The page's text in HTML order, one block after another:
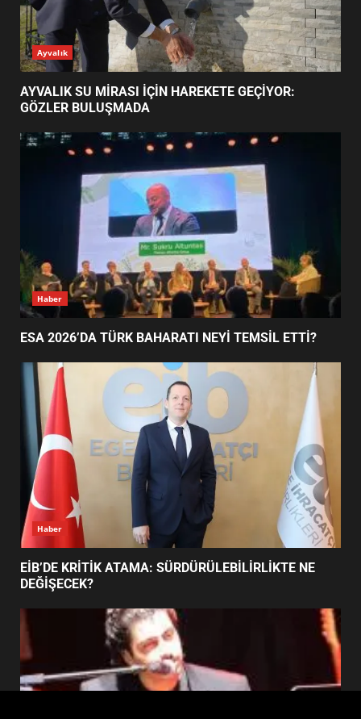
1
AYVALIK SU MİRASI İÇİN
HAREKETE GEÇİYOR: GÖZLER
BULUŞMADA
ESA 2026’DA TÜRK BAHARATI
NEYİ TEMSİL ETTİ?
3
EİB’DE KRİTİK ATAMA:
SÜRDÜRÜLEBİLİRLİKTE NE
DEĞİŞECEK?
4
FİNALİNDE NE BAŞARDI?
5
BALIKESİR MÜZELERİNDE SÜRE
UZATILDI: NE DEĞİŞTİ?
BURHANİYE SATRANÇ
TURNUVASI KAYITLARI NEYİ
7
BURHANİYE BELEDİYESPOR’DA
YENİ YÖNETİM NASIL
ŞEKİLLENDİ?
Ayvalık
AYVALIK SU MİRASI İÇİN HAREKETE GEÇİYOR:
GÖZLER BULUŞMADA
Haber
ESA 2026’DA TÜRK BAHARATI NEYİ TEMSİL ETTİ?
Haber
EİB’DE KRİTİK ATAMA: SÜRDÜRÜLEBİLİRLİKTE NE
DEĞİŞECEK?